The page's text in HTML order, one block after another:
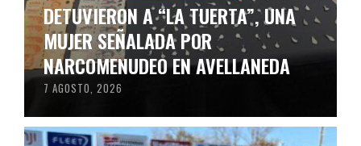
DETUVIERON A “LA TUERTA”, UNA
MUJER SEÑALADA POR
NARCOMENUDEO EN AVELLANEDA
7 AGOSTO, 2026